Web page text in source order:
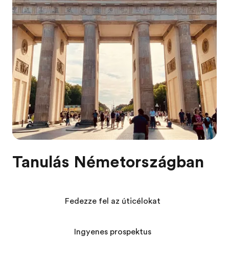
EF Iroda
EF iroda a közeledben
Rólunk
Mit kell rólunk tudni
Karrier
Dolgozz velünk!
Tanulás Németországban
Fedezze fel az úticélokat
Ingyenes prospektus